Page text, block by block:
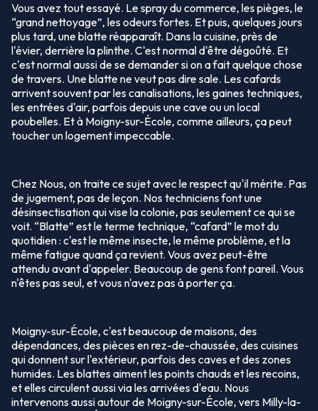
Vous avez tout essayé. Le spray du commerce, les pièges, le
“grand nettoyage”, les odeurs fortes. Et puis, quelques jours
plus tard, une blatte réapparaît. Dans la cuisine, près de
l'évier, derrière la plinthe. C'est normal d'être dégoûté. Et
c'est normal aussi de se demander si on a fait quelque chose
de travers. Une blatte ne veut pas dire sale. Les cafards
arrivent souvent par les canalisations, les gaines techniques,
les entrées d'air, parfois depuis une cave ou un local
poubelles. Et à Moigny-sur-École, comme ailleurs, ça peut
toucher un logement impeccable.
Chez Nous, on traite ce sujet avec le respect qu'il mérite. Pas
de jugement, pas de leçon. Nos techniciens font une
désinsectisation qui vise la colonie, pas seulement ce qui se
voit. “Blatte” est le terme technique, “cafard” le mot du
quotidien : c'est le même insecte, le même problème, et la
même fatigue quand ça revient. Vous avez peut-être
attendu avant d'appeler. Beaucoup de gens font pareil. Vous
n'êtes pas seul, et vous n'avez pas à porter ça.
Moigny-sur-École, c'est beaucoup de maisons, des
dépendances, des pièces en rez-de-chaussée, des cuisines
qui donnent sur l'extérieur, parfois des caves et des zones
humides. Les blattes aiment les points chauds et les recoins,
et elles circulent aussi via les arrivées d'eau. Nous
intervenons aussi autour de Moigny-sur-École, vers Milly-la-